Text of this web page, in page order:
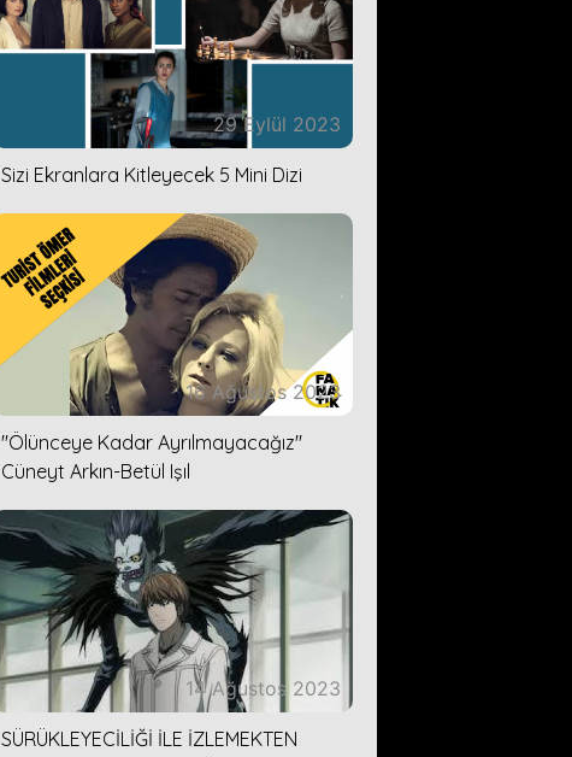
29 Eylül 2023
Sizi Ekranlara Kitleyecek 5 Mini Dizi
16 Ağustos 2023
''Ölünceye Kadar Ayrılmayacağız''
Cüneyt Arkın-Betül Işıl
14 Ağustos 2023
SÜRÜKLEYECİLİĞİ İLE İZLEMEKTEN